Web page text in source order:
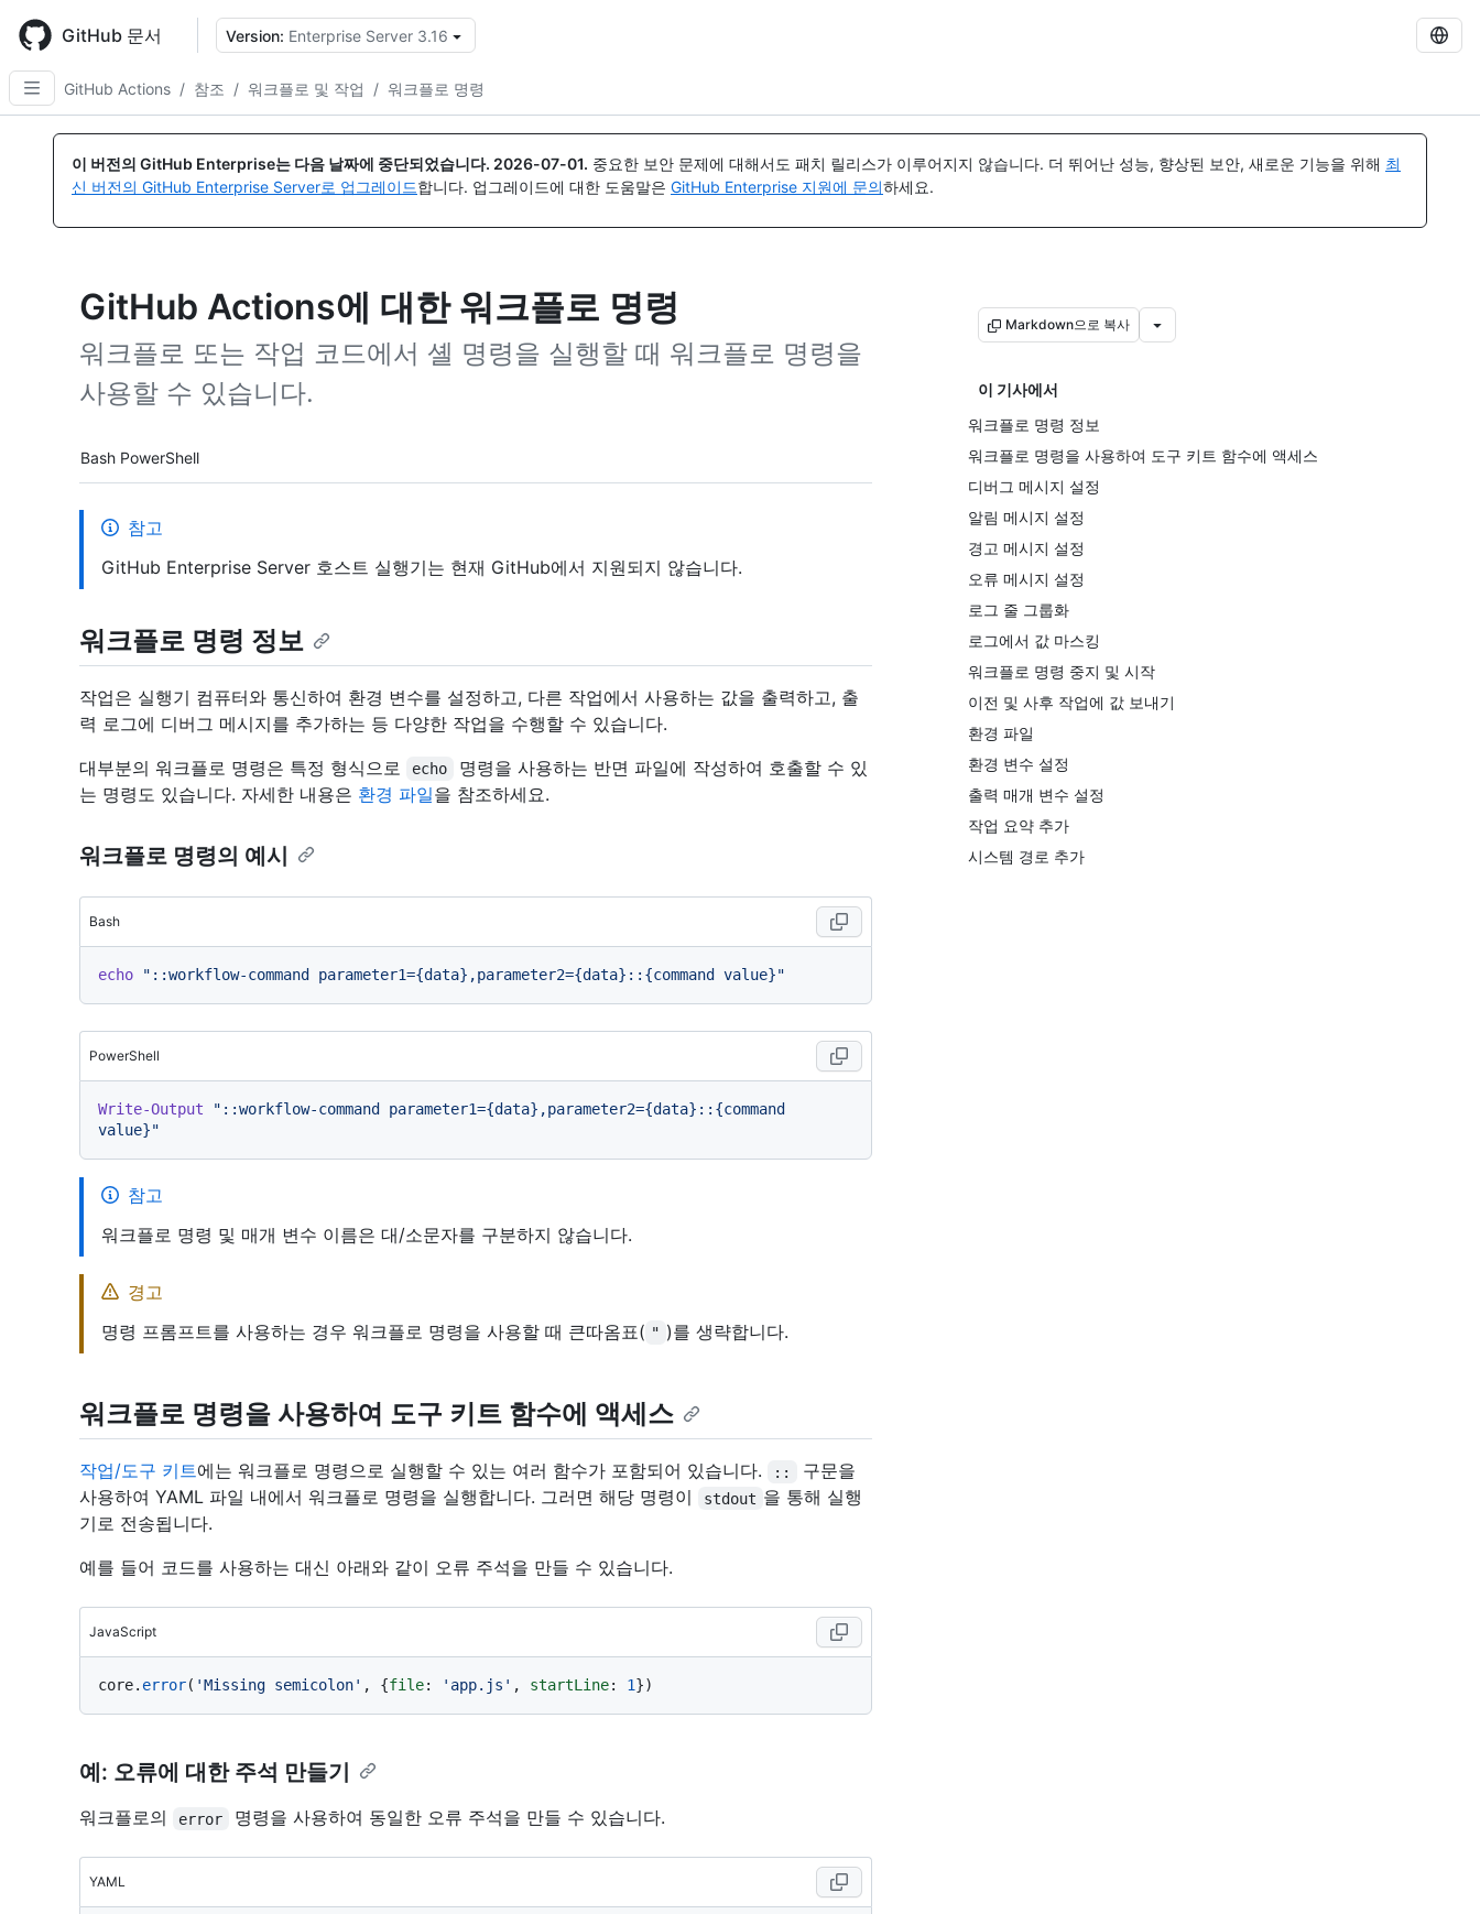
main
content
GitHub 문서 Version: Enterprise Server 3.16
GitHub Actions / 참조 / 워크플로 및 작업 / 워크플로 명령
이 버전의 GitHub Enterprise는 다음 날짜에 중단되었습니다. 2026-07-01. 중요한 보안 문제에 대해서도 패치 릴리스가 이루어지지 않습니다. 더 뛰어난 성능, 향상된 보안, 새로운 기능을 위해 최
신 버전의 GitHub Enterprise Server로 업그레이드합니다. 업그레이드에 대한 도움말은 GitHub Enterprise 지원에 문의하세요.
GitHub Actions에 대한 워크플로 명령
워크플로 또는 작업 코드에서 셸 명령을 실행할 때 워크플로 명령을
사용할 수 있습니다.
Tool navigation
Bash PowerShell
Markdown으로 복사
이 기사에서
워크플로 명령 정보
워크플로 명령을 사용하여 도구 키트 함수에 액세스
디버그 메시지 설정
알림 메시지 설정
경고 메시지 설정
오류 메시지 설정
로그 줄 그룹화
로그에서 값 마스킹
워크플로 명령 중지 및 시작
이전 및 사후 작업에 값 보내기
환경 파일
환경 변수 설정
출력 매개 변수 설정
작업 요약 추가
시스템 경로 추가
참고
GitHub Enterprise Server 호스트 실행기는 현재 GitHub에서 지원되지 않습니다.
워크플로 명령 정보
작업은 실행기 컴퓨터와 통신하여 환경 변수를 설정하고, 다른 작업에서 사용하는 값을 출력하고, 출
력 로그에 디버그 메시지를 추가하는 등 다양한 작업을 수행할 수 있습니다.
대부분의 워크플로 명령은 특정 형식으로
echo
명령을 사용하는 반면 파일에 작성하여 호출할 수 있
는 명령도 있습니다. 자세한 내용은 환경 파일을 참조하세요.
워크플로 명령의 예시
Bash
echo "::workflow-command parameter1={data},parameter2={data}::{command value}"
PowerShell
Write-Output
"::workflow-command parameter1={data},parameter2={data}::{command
value}"
참고
워크플로 명령 및 매개 변수 이름은 대/소문자를 구분하지 않습니다.
경고
명령 프롬프트를 사용하는 경우 워크플로 명령을 사용할 때 큰따옴표( " )를 생략합니다.
워크플로 명령을 사용하여 도구 키트 함수에 액세스
작업/도구 키트에는 워크플로 명령으로 실행할 수 있는 여러 함수가 포함되어 있습니다. ::
구문을
사용하여 YAML 파일 내에서 워크플로 명령을 실행합니다. 그러면 해당 명령이
stdout 을 통해 실행
기로 전송됩니다.
예를 들어 코드를 사용하는 대신 아래와 같이 오류 주석을 만들 수 있습니다.
JavaScript
core. error( 'Missing semicolon' , {file: 'app.js' , startLine: 1
예: 오류에 대한 주석 만들기
워크플로의 error 명령을 사용하여 동일한 오류 주석을 만들 수 있습니다.
YAML